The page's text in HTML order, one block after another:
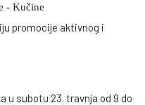
- Kučine
promocije aktivnog i
u subotu 23. travnja od 9 do